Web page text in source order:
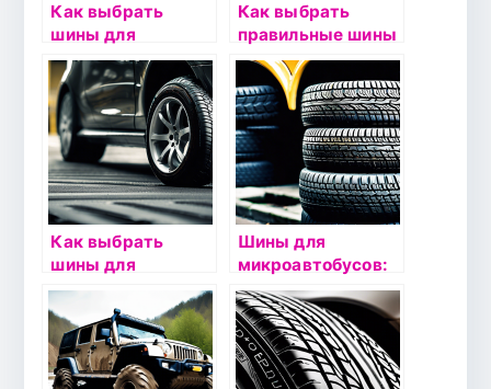
Как выбрать
шины для
автобусов:
критерии и
рекомендации
Как выбрать
правильные шины
для автомобилей с
системой ESP?
Как выбрать
шины для
автомобиля с
пневмоподвеской:
советы
Шины для
микроавтобусов:
особенности
выбора и
эксплуатации